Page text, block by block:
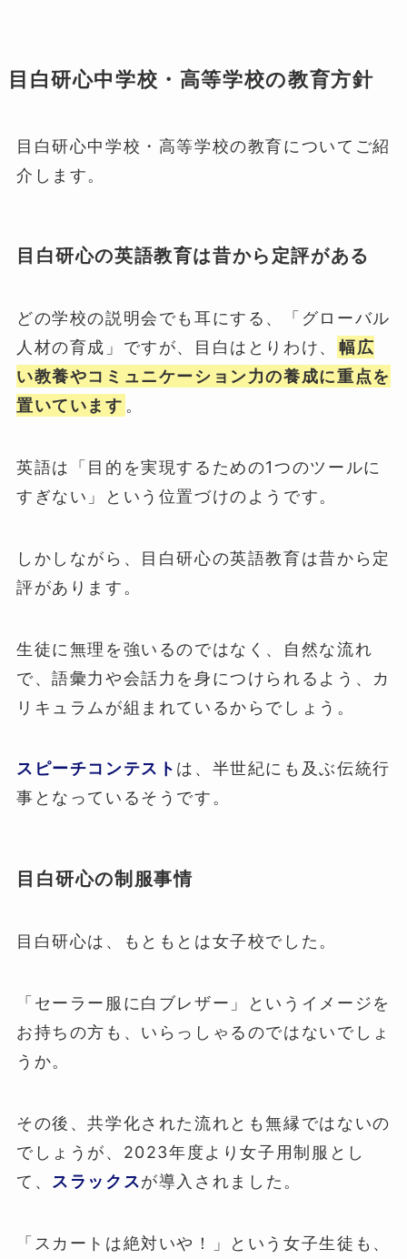
目白研心中学校・高等学校の教育方針
目白研心中学校・高等学校の教育についてご紹
介します。
目白研心の英語教育は昔から定評がある
どの学校の説明会でも耳にする、「グローバル
人材の育成」ですが、目白はとりわけ、 幅広
い教養やコミュニケーション力の養成に重点を
置いています 。
英語は「目的を実現するための1つのツールに
すぎない」という位置づけのようです。
しかしながら、目白研心の英語教育は昔から定
評があります。
生徒に無理を強いるのではなく、自然な流れ
で、語彙力や会話力を身につけられるよう、カ
リキュラムが組まれているからでしょう。
スピーチコンテスト は、半世紀にも及ぶ伝統行
事となっているそうです。
目白研心の制服事情
目白研心は、もともとは女子校でした。
「セーラー服に白ブレザー」というイメージを
お持ちの方も、いらっしゃるのではないでしょ
うか。
その後、共学化された流れとも無縁ではないの
でしょうが、2023年度より女子用制服とし
て、 スラックスが導入されました。
「スカートは絶対いや！」という女子生徒も、